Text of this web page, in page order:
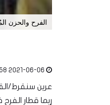
الفرح والحزن
2021-06-06 09:25:58
عرين سنقرط/
ربما قطار